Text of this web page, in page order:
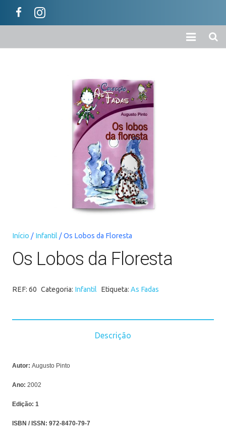
Início / Infantil / Os Lobos da Floresta
Os Lobos da Floresta
REF: 60 Categoria: Infantil Etiqueta: As Fadas
Descrição
Autor: Augusto Pinto
Ano: 2002
Edição: 1
ISBN / ISSN: 972-8470-79-7